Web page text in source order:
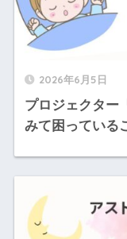
2026年6月5日
プロジェクター
みて困っている